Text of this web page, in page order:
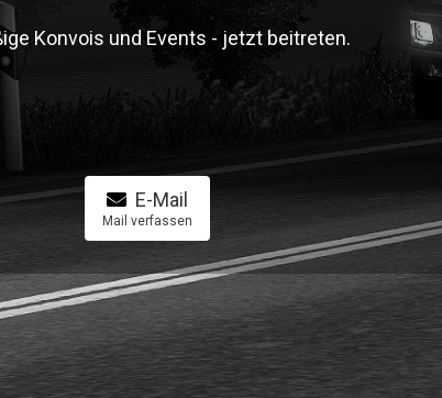
Konvois und Events - jetzt beitreten.
E-Mail
Mail verfassen